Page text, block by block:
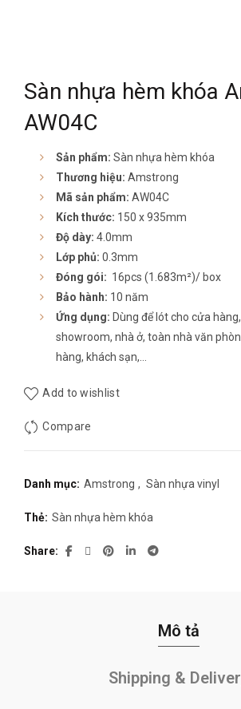
Sàn nhựa hèm khóa
AW04C
Sản phẩm: Sàn nhựa hèm khóa
Thương hiệu: Amstrong
Mã sản phẩm: AW04C
Kích thước: 150 x 935mm
Độ dày: 4.0mm
Lớp phủ: 0.3mm
Đóng gói: 16pcs (1.683m²)/ box
Bảo hành: 10 năm
Ứng dụng: Dùng để lót cho cửa
showroom, nhà ở, toàn nhà văn
hàng, khách sạn,…
Add to wishlist
Compare
Danh mục: Amstrong , Sàn nhựa vinyl
Thẻ: Sàn nhựa hèm khóa
Share
Mô tả
Shipping &